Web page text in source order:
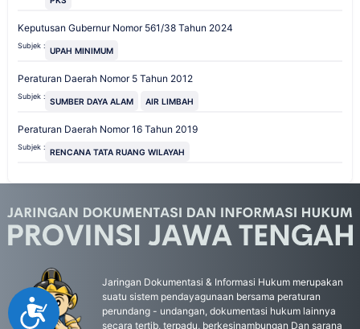
Accessibility
Keputusan Gubernur Nomor 561/38 Tahun 2024
Subjek : UPAH MINIMUM
Peraturan Daerah Nomor 5 Tahun 2012
Subjek : SUMBER DAYA ALAM AIR LIMBAH
Peraturan Daerah Nomor 16 Tahun 2019
Subjek : RENCANA TATA RUANG WILAYAH
Jaringan Dokumentasi & Informasi Hukum merupakan
suatu sistem pendayagunaan bersama peraturan
perundang - undangan, dokumentasi hukum lainnya
secara tertib, terpadu, berkesinambungan Dan sarana